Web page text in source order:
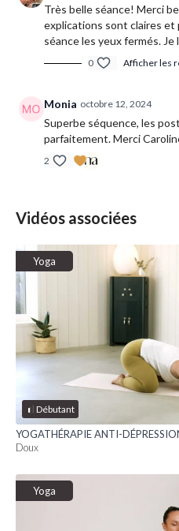
Très belle séance! Merci
explications sont claires et
séance les yeux fermés. Je
0 Afficher les
Monia octobre 12, 2024
Superbe séquence, les
parfaitement. Merci
2
Vidéos associées
Débutant
Yoga
YOGATHÉRAPIE ANTI-
Doux
Yoga